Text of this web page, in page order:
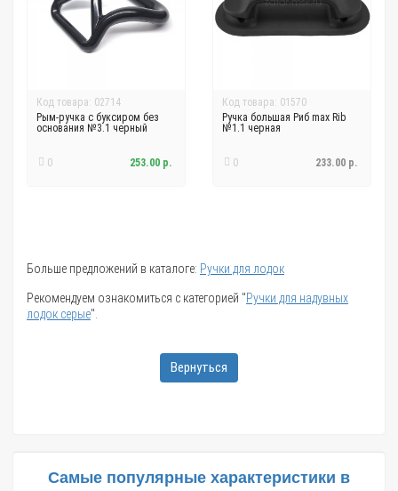
Код товара: 02714
Рым-ручка с буксиром без
основания №3.1 черный
0 253.00 р.
Код товара: 01570
Ручка большая Риб max Rib
№1.1 черная
0 233.00 р.
Больше предложений в каталоге: Ручки для лодок
Рекомендуем ознакомиться с категорией "Ручки для надувных
лодок серые".
Вернуться
Самые популярные характеристики в